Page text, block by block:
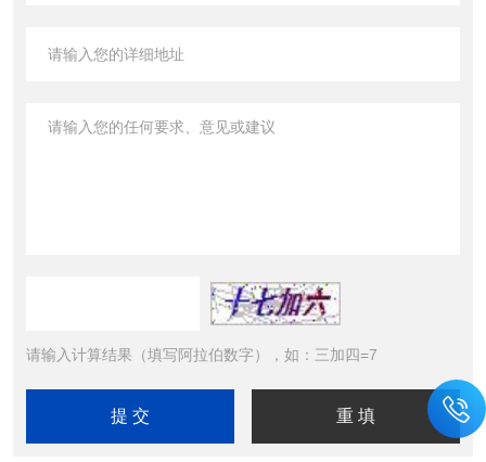
请输入计算结果（填写阿拉伯数字），如：三加四=7